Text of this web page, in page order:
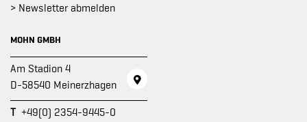
> Newsletter abmelden
MOHN GMBH
Am Stadion 4
D-58540 Meinerzhagen
T +49(0) 2354-9445-0